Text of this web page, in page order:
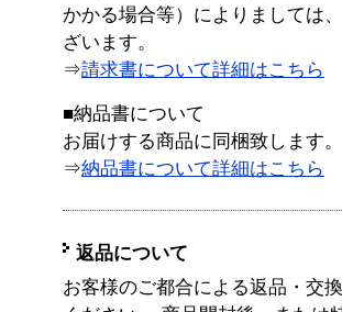
かかる場合等）によりましては
ざいます。
⇒請求書について詳細はこちら
■納品書について
お届けする商品に同梱致します。
⇒納品書について詳細はこちら
返品について
お客様のご都合による返品・交